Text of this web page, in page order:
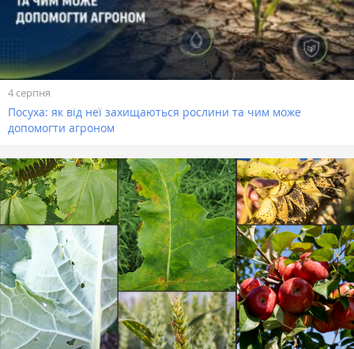
4 серпня
Посуха: як від неї захищаються рослини та чим може
допомогти агроном